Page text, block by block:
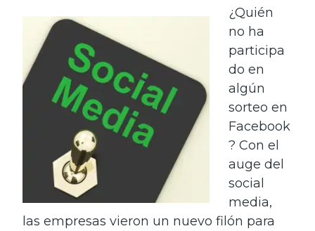
¿Quién
no ha
participa
do en
algún
sorteo en
Facebook
? Con el
auge del
social
media,
las empresas vieron un nuevo filón para